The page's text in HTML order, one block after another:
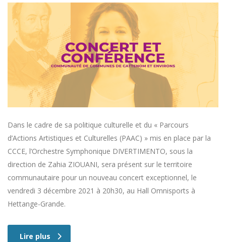
Dans le cadre de sa politique culturelle et du « Parcours
d’Actions Artistiques et Culturelles (PAAC) » mis en place par la
CCCE, l’Orchestre Symphonique DIVERTIMENTO, sous la
direction de Zahia ZIOUANI, sera présent sur le territoire
communautaire pour un nouveau concert exceptionnel, le
vendredi 3 décembre 2021 à 20h30, au Hall Omnisports à
Hettange-Grande.
Lire plus